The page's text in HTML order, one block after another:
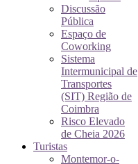
Discussão
Pública
Espaço de
Coworking
Sistema
Intermunicipal de
Transportes
(SIT) Região de
Coimbra
Risco Elevado
de Cheia 2026
Turistas
Montemor-o-